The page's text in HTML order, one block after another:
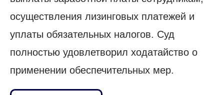
осуществления лизинговых платежей и
уплаты обязательных налогов. Суд
полностью удовлетворил ходатайство о
применении обеспечительных мер.